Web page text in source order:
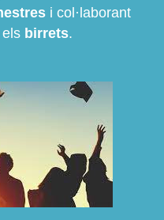
i col·laborant
els birrets.